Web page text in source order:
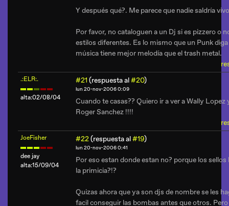
Y después qué?. Me parece que nadie saldría
Por favor, no cataloguen a un Dj si es pizzero o
estilos diferentes. Es lo mismo que un Punk
música tiene mejor melodía que el trash metal.
.:ELR:.
alta:02/08/04
#21 (respuesta al#20)
lun 20-nov-2006 0:09
Cuando te casas?? Quiero ir a ver a Wally Lopez
Roger Sanchez !!!!
JoeFisher
dee jay
alta:15/09/04
#22(respuesta al#19)
lun 20-nov-2006 0:41
Por eso estan donde estan no? porque los sellos
la primicia?!?
Quizas ahora que ya son djs de nombre se les
facil conseguir las bombas antes que otros.